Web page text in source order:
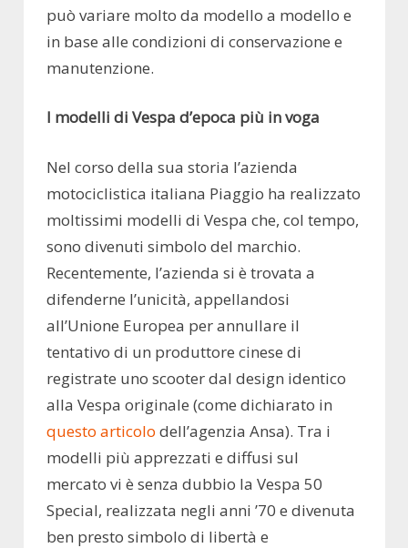
può variare molto da modello a modello e
in base alle condizioni di conservazione e
manutenzione.
I modelli di Vespa d’epoca più in voga
Nel corso della sua storia l’azienda
motociclistica italiana Piaggio ha realizzato
moltissimi modelli di Vespa che, col tempo,
sono divenuti simbolo del marchio.
Recentemente, l’azienda si è trovata a
difenderne l’unicità, appellandosi
all’Unione Europea per annullare il
tentativo di un produttore cinese di
registrate uno scooter dal design identico
alla Vespa originale (come dichiarato in
questo articolo dell’agenzia Ansa). Tra i
modelli più apprezzati e diffusi sul
mercato vi è senza dubbio la Vespa 50
Special, realizzata negli anni ’70 e divenuta
ben presto simbolo di libertà e